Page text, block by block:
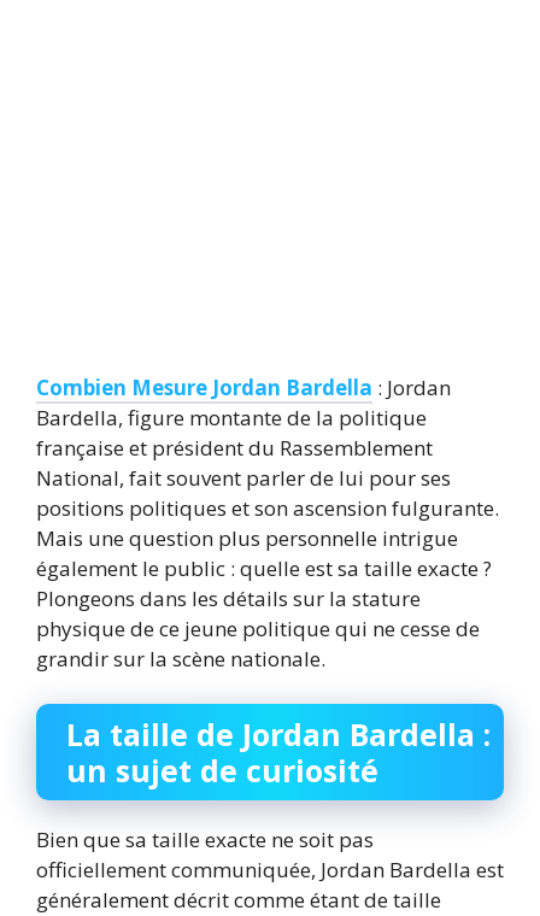
Combien Mesure Jordan Bardella : Jordan
Bardella, figure montante de la politique
française et président du Rassemblement
National, fait souvent parler de lui pour ses
positions politiques et son ascension fulgurante.
Mais une question plus personnelle intrigue
également le public : quelle est sa taille exacte ?
Plongeons dans les détails sur la stature
physique de ce jeune politique qui ne cesse de
grandir sur la scène nationale.
La taille de Jordan Bardella :
un sujet de curiosité
Bien que sa taille exacte ne soit pas
officiellement communiquée, Jordan Bardella est
généralement décrit comme étant de taille